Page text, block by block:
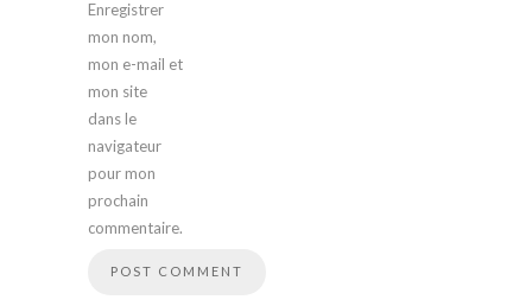
Enregistrer
mon nom,
mon e-mail et
mon site
dans le
navigateur
pour mon
prochain
commentaire.